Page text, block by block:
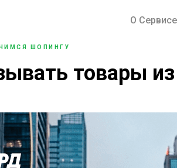
О Сервисе
ШОПИНГУ
товары